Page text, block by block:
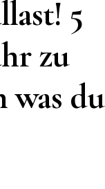
5
zu
was du